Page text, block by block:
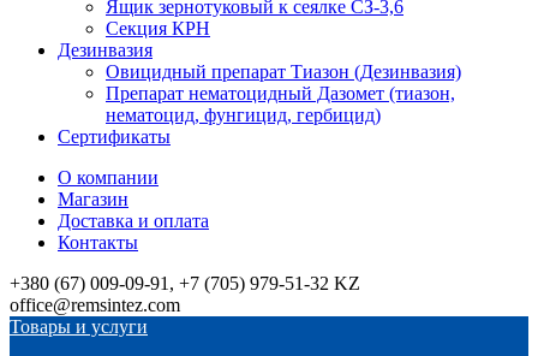
Ящик зернотуковый к сеялке СЗ-3,6
Секция КРН
Дезинвазия
Овицидный препарат Тиазон (Дезинвазия)
Препарат нематоцидный Дазомет (тиазон,
нематоцид, фунгицид, гербицид)
Сертификаты
О компании
Магазин
Доставка и оплата
Контакты
+380 (67) 009-09-91, +7 (705) 979-51-32 KZ
office@remsintez.com
Товары и услуги